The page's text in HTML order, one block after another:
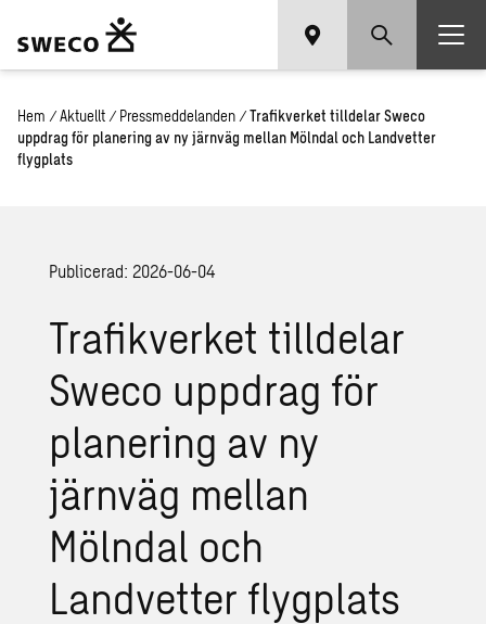
Hem / Aktuellt / Pressmeddelanden / Trafikverket tilldelar Sweco
uppdrag för planering av ny järnväg mellan Mölndal och Landvetter
flygplats
Publicerad: 2026-06-04
Trafikverket tilldelar
Sweco uppdrag för
planering av ny
järnväg mellan
Mölndal och
Landvetter flygplats